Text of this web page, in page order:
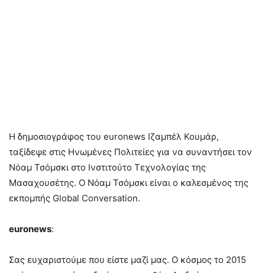
Η δημοσιογράφος του euronews Ιζαμπέλ Κουμάρ,
ταξίδεψε στις Ηνωμένες Πολιτείες για να συναντήσει τον
Νόαμ Τσόμσκι στο Ινστιτούτο Τεχνολογίας της
Μασαχουσέτης. Ο Νόαμ Τσόμσκι είναι ο καλεσμένος της
εκπομπής Global Conversation.
euronews:
Σας ευχαριστούμε που είστε μαζί μας. Ο κόσμος το 2015